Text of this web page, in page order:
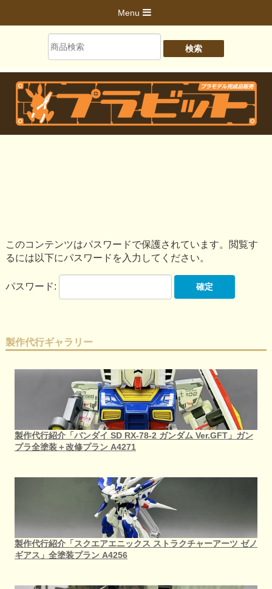
Menu
このコンテンツはパスワードで保護されています。閲覧す
るには以下にパスワードを入力してください。
パスワード:
製作代行ギャラリー
製作代行紹介「バンダイ SD RX-78-2 ガンダム Ver.GFT」ガン
プラ全塗装＋改修プラン A4271
製作代行紹介「スクエアエニックス ストラクチャーアーツ ゼノ
ギアス」全塗装プラン A4256